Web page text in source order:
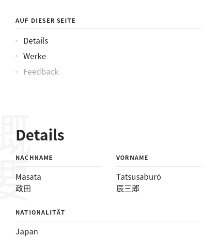
AUF DIESER SEITE
Details
Werke
Feedback
Details
NACHNAME
Masata
政田
VORNAME
Tatsusaburō
辰三郎
NATIONALITÄT
Japan